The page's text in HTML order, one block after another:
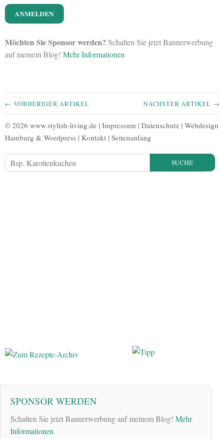
Möchten Sie Sponsor werden? Schalten Sie jetzt Bannerwerbung
auf meinem Blog! Mehr Informationen
← VORHERIGER ARTIKEL NÄCHSTER ARTIKEL →
© 2026 www.stylish-living.de | Impressum | Datenschutz | Webdesign
Hamburg & Wordpress | Kontakt | Seitenanfang
SUCHE
SPONSOR WERDEN
Schalten Sie jetzt Bannerwerbung auf meinem Blog! Mehr
Informationen